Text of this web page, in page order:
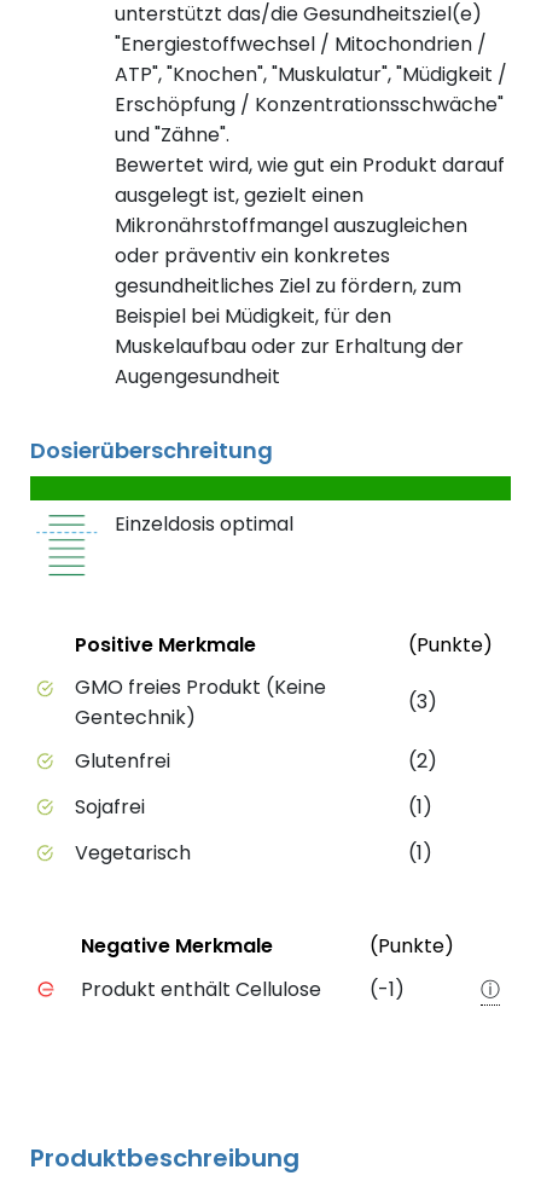
unterstützt das/die Gesundheitsziel(e)
"Energiestoffwechsel / Mitochondrien /
ATP", "Knochen", "Muskulatur", "Müdigkeit /
Erschöpfung / Konzentrationsschwäche"
und "Zähne".
Bewertet wird, wie gut ein Produkt darauf
ausgelegt ist, gezielt einen
Mikronährstoffmangel auszugleichen
oder präventiv ein konkretes
gesundheitliches Ziel zu fördern, zum
Beispiel bei Müdigkeit, für den
Muskelaufbau oder zur Erhaltung der
Augengesundheit
Dosierüberschreitung
Einzeldosis optimal
Positive Merkmale des Produkts mit
StatusPositive Merkmale (Punkte)
GMO freies Produkt (Keine
Gentechnik)
(3)
Glutenfrei
(2)
Sojafrei
(1)
Vegetarisch
(1)
Negative Merkmale des Produkts mit Punkteabzug
StatusNegative Merkmale (Punkte)
Produkt enthält Cellulose
(-1) ⓘ
Produktbeschreibung